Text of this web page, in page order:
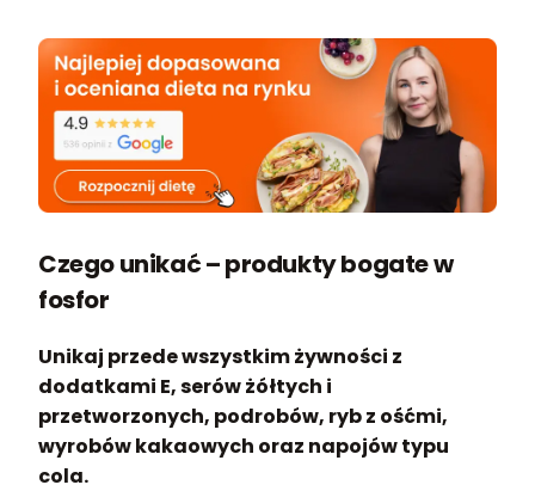
Czego unikać – produkty bogate w
fosfor
Unikaj przede wszystkim żywności z
dodatkami E, serów żółtych i
przetworzonych, podrobów, ryb z ośćmi,
wyrobów kakaowych oraz napojów typu
cola.